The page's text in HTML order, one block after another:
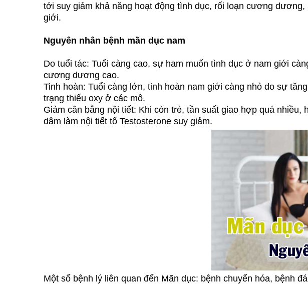
tới suy giảm khả năng hoạt động tình dục, rối loạn cương
giới.
Nguyên nhân bệnh mãn dục nam
Do tuổi tác: Tuổi càng cao, sự ham muốn tình dục ở nam giới
cương dương cao.
Tinh hoàn: Tuổi càng lớn, tinh hoàn nam giới càng nhỏ do sự
trạng thiếu oxy ở các mô.
Giảm cân bằng nội tiết: Khi còn trẻ, tần suất giao hợp quá
dâm làm nội tiết tố Testosterone suy giảm.
Một số bệnh lý liên quan đến Mãn dục: bệnh chuyển hóa, bệnh